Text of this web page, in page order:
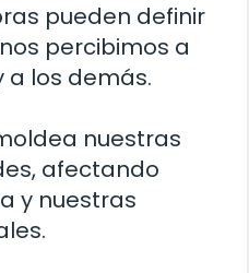
pueden definir
percibimos a
a los demás.
nuestras
afectando
y nuestras